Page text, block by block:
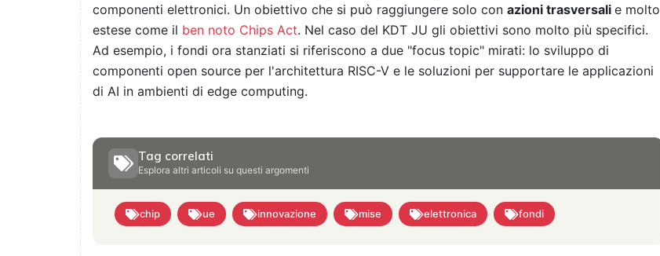
componenti elettronici. Un obiettivo che si può raggiungere solo con azioni trasversali e molto
estese come il ben noto Chips Act. Nel caso del KDT JU gli obiettivi sono molto più specifici.
Ad esempio, i fondi ora stanziati si riferiscono a due "focus topic" mirati: lo sviluppo di
componenti open source per l'architettura RISC-V e le soluzioni per supportare le applicazioni
di AI in ambienti di edge computing.
Tag correlati
Esplora altri articoli su questi argomenti
chip ue innovazione mise elettronica fondi